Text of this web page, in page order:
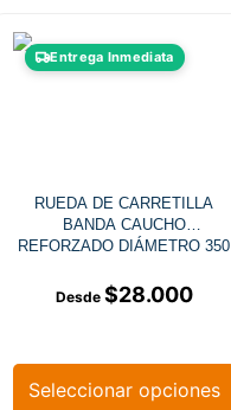
Entrega Inmediata
RUEDA DE CARRETILLA
BANDA CAUCHO
REFORZADO DIÁMETRO 350
$28.000
Seleccionar opciones